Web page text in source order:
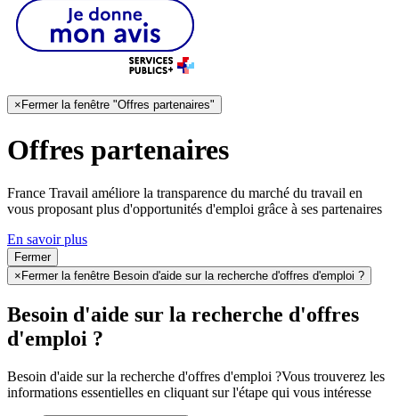
× Fermer la fenêtre "Offres partenaires"
Offres partenaires
France Travail améliore la transparence du marché du travail en
vous proposant plus d'opportunités d'emploi grâce à ses partenaires
En savoir plus
Fermer
× Fermer la fenêtre Besoin d'aide sur la recherche d'offres d'emploi ?
Besoin d'aide sur la recherche d'offres
d'emploi ?
Besoin d'aide sur la recherche d'offres d'emploi ?Vous trouverez les
informations essentielles en cliquant sur l'étape qui vous intéresse